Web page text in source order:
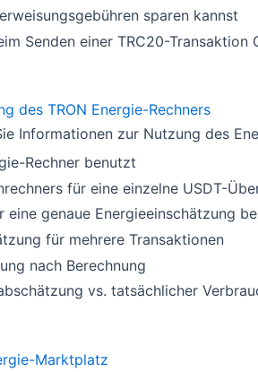
sparen kannst
Senden einer TRC20-Transaktion
des TRON Energie-Rechners
Informationen zur Nutzung des
Rechner benutzt
für eine einzelne USDT-
eine genaue Energieeinschätzung
für mehrere Transaktionen
nach Berechnung
vs. tatsächlicher
Marktplatz